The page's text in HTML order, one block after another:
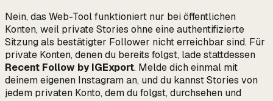
Nein, das Web-Tool funktioniert nur bei öffentlichen
Konten, weil private Stories ohne eine authentifizierte
Sitzung als bestätigter Follower nicht erreichbar sind. Für
private Konten, denen du bereits folgst, lade stattdessen
Recent Follow by IGExport. Melde dich einmal mit
deinem eigenen Instagram an, und du kannst Stories von
jedem privaten Konto, dem du folgst, durchsehen und